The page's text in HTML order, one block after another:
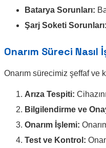
Batarya Sorunları:
Şarj Soketi Sorunları:
Onarım Süreci Nasıl
Onarım sürecimiz şeffaf ve
Arıza Tespiti:
Bilgilendirme ve
Onarım İşlemi:
Test ve Kontrol: